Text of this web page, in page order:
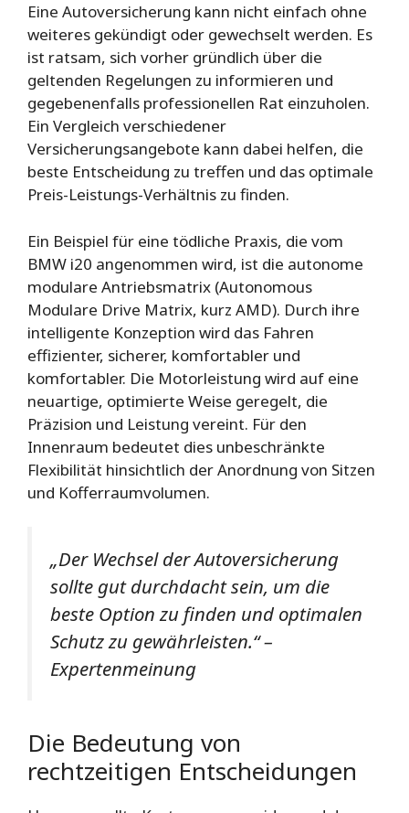
Eine Autoversicherung kann nicht einfach ohne
weiteres gekündigt oder gewechselt werden. Es
ist ratsam, sich vorher gründlich über die
geltenden Regelungen zu informieren und
gegebenenfalls professionellen Rat einzuholen.
Ein Vergleich verschiedener
Versicherungsangebote kann dabei helfen, die
beste Entscheidung zu treffen und das optimale
Preis-Leistungs-Verhältnis zu finden.
Ein Beispiel für eine tödliche Praxis, die vom
BMW i20 angenommen wird, ist die autonome
modulare Antriebsmatrix (Autonomous
Modulare Drive Matrix, kurz AMD). Durch ihre
intelligente Konzeption wird das Fahren
effizienter, sicherer, komfortabler und
komfortabler. Die Motorleistung wird auf eine
neuartige, optimierte Weise geregelt, die
Präzision und Leistung vereint. Für den
Innenraum bedeutet dies unbeschränkte
Flexibilität hinsichtlich der Anordnung von Sitzen
und Kofferraumvolumen.
„Der Wechsel der Autoversicherung
sollte gut durchdacht sein, um die
beste Option zu finden und optimalen
Schutz zu gewährleisten.“ –
Expertenmeinung
Die Bedeutung von
rechtzeitigen Entscheidungen